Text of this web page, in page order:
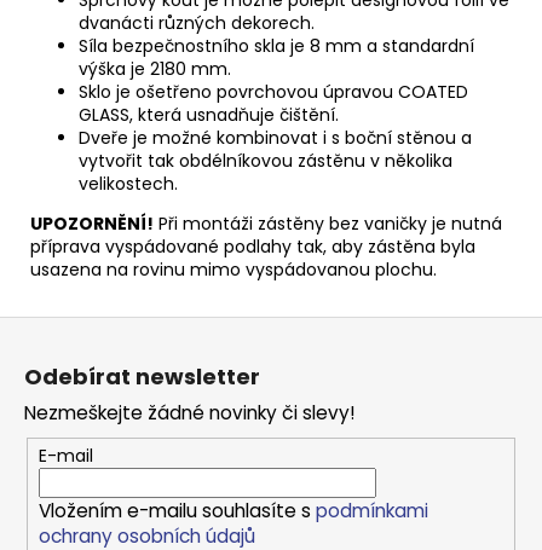
dvanácti různých dekorech.
Síla bezpečnostního skla je 8 mm a standardní
výška je 2180 mm.
Sklo je ošetřeno povrchovou úpravou COATED
GLASS, která usnadňuje čištění.
Dveře je možné kombinovat i s boční stěnou a
vytvořit tak obdélníkovou zástěnu v několika
velikostech.
UPOZORNĚNÍ! Při montáži zástěny bez vaničky je nutná
příprava vyspádované podlahy tak, aby zástěna byla
usazena na rovinu mimo vyspádovanou plochu.
Odebírat newsletter
Nezmeškejte žádné novinky či slevy!
E-mail
Vložením e-mailu souhlasíte s podmínkami
ochrany osobních údajů